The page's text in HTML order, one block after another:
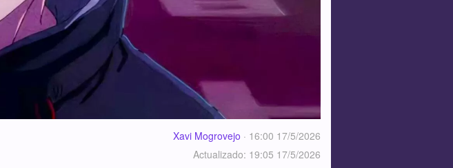
Xavi Mogrovejo · 16:00 17/5/2026
Actualizado: 19:05 17/5/2026